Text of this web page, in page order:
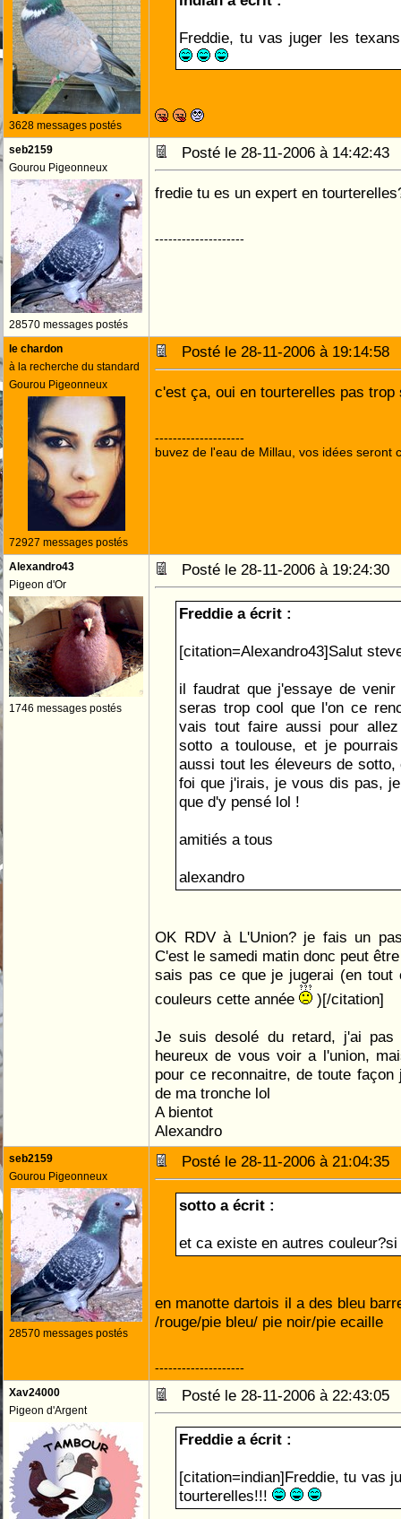
3628 messages postés
Freddie, tu vas juger les
seb2159
Gourou Pigeonneux
28570 messages postés
Posté le 28-11-2006 à
fredie tu es un expert en
--------------------
le chardon
à la recherche du standard
Gourou Pigeonneux
72927 messages postés
Posté le 28-11-2006 à
c'est ça, oui en tourterelles pas
--------------------
buvez de l'eau de Millau, vos idées seront
Alexandro43
Pigeon d'Or
1746 messages postés
Posté le 28-11-2006 à
Freddie a écrit :
[citation=Alexandro43]Salut
il faudrat que j'essaye de
seras trop cool que l'on ce
vais tout faire aussi pour
sotto a toulouse, et je
aussi tout les éleveurs de
foi que j'irais, je vous dis pas,
que d'y pensé lol !
amitiés a tous
alexandro
OK RDV à L'Union? je fais un
C'est le samedi matin donc peut
sais pas ce que je jugerai (en
couleurs cette année
)[/citation]
Je suis desolé du retard, j'ai pas
heureux de vous voir a l'union,
pour ce reconnaitre, de toute
de ma tronche lol
A bientot
Alexandro
seb2159
Gourou Pigeonneux
28570 messages postés
Posté le 28-11-2006 à
sotto a écrit :
et ca existe en autres
en manotte dartois il a des bleu
/rouge/pie bleu/ pie noir/pie ecaille
--------------------
Xav24000
Pigeon d'Argent
Posté le 28-11-2006 à
Freddie a écrit :
[citation=indian]Freddie, tu vas
tourterelles!!!